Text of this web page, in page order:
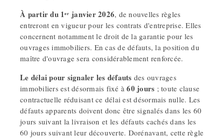
À partir du 1ᵉʳ janvier 2026, de nouvelles règles
entreront en vigueur pour les contrats d'entreprise. Elles
concernent notamment le droit de la garantie pour les
ouvrages immobiliers. En cas de défauts, la position du
maître d'ouvrage sera considérablement renforcée.
Le délai pour signaler les défauts des ouvrages
immobiliers est désormais fixé à60 jours ; toute clause
contractuelle réduisant ce délai est désormais nulle. Les
défauts apparents doivent donc être signalés dans les 60
jours suivant la livraison et les défauts cachés dans les
60 jours suivant leur découverte. Dorénavant, cette règle